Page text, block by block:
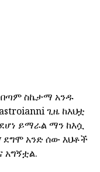
ስኬታማ አንዱ
ጊዜ ከእህቷ
ይማራል ማን ከእሷ
ደግሞ አንድ ሰው እህቶች
አግኝቷል.